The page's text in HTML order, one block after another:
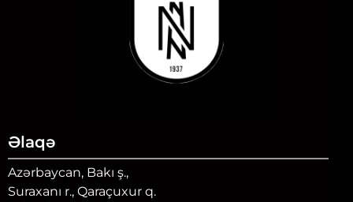
Əlaqə
Azərbaycan, Bakı ş.,
Suraxanı r., Qaraçuxur q.